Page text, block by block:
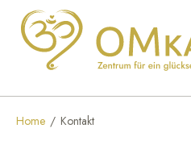
Home / Kontakt